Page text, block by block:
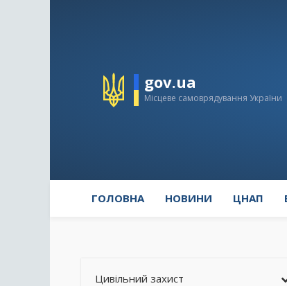
gov.ua
Місцеве самоврядування України
ГОЛОВНА НОВИНИ ЦНАП
Цивільний захист